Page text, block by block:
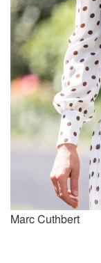
Marc Cuthbert